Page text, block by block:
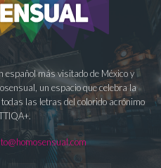
español más visitado de México y
un espacio que celebra la
las letras del colorido acrónimo